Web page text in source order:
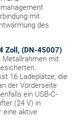
mit
des
Zoll, (DN-45007)
Metallrahmen mit
16 Ladeplätze, die
der Vorderseite
ein USB-C-
(24 V) in
eine aktive